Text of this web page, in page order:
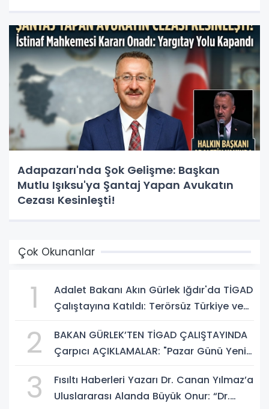
Adapazarı'nda Şok Gelişme: Başkan
Mutlu Işıksu'ya Şantaj Yapan Avukatın
Cezası Kesinleşti!
Çok Okunanlar
1
Adalet Bakanı Akın Gürlek Iğdır'da TİGAD
Çalıştayına Katıldı: Terörsüz Türkiye ve
2
BAKAN GÜRLEK’TEN TİGAD ÇALIŞTAYINDA
Çarpıcı AÇIKLAMALAR: "Pazar Günü Yeni
3
Fısıltı Haberleri Yazarı Dr. Canan Yılmaz’a
Uluslararası Alanda Büyük Onur: “Dr.